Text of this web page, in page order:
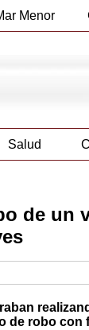
Menor
Salud
de un
de robo con